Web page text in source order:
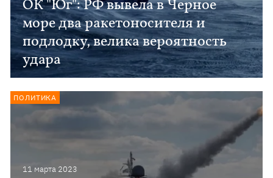
ОК "Юг": РФ вывела в Черное
море два ракетоносителя и
подлодку, велика вероятность
удара
11 марта 2023
ПОЛИТИКА